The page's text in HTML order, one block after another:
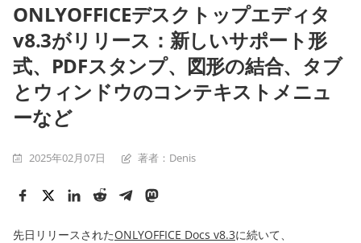
ONLYOFFICEデスクトップエディタ
v8.3がリリース：新しいサポート形
式、PDFスタンプ、図形の結合、タブ
とウィンドウのコンテキストメニュ
ーなど
2025年02月07日 著者：Denis
先日リリースされたONLYOFFICE Docs v8.3に続いて、